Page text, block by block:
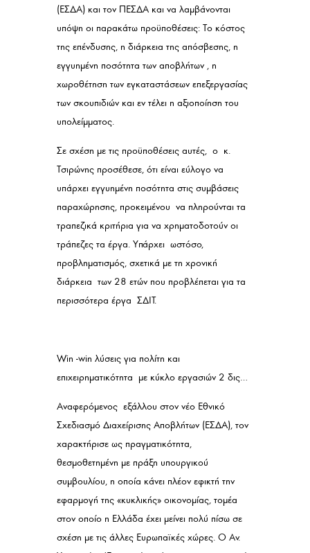
(ΕΣΔΑ) και τον ΠΕΣΔΑ και να λαμβάνονται
υπόψη οι παρακάτω προϋποθέσεις: Το κόστος
της επένδυσης, η διάρκεια της απόσβεσης, η
εγγυημένη ποσότητα των αποβλήτων , η
χωροθέτηση των εγκαταστάσεων επεξεργασίας
των σκουπιδιών και εν τέλει η αξιοποίηση του
υπολείμματος.
Σε σχέση με τις προϋποθέσεις αυτές, ο κ.
Τσιρώνης προσέθεσε, ότι είναι εύλογο να
υπάρχει εγγυημένη ποσότητα στις συμβάσεις
παραχώρησης, προκειμένου να πληρούνται τα
τραπεζικά κριτήρια για να χρηματοδοτούν οι
τράπεζες τα έργα. Υπάρχει ωστόσο,
προβληματισμός, σχετικά με τη χρονική
διάρκεια των 28 ετών που προβλέπεται για τα
περισσότερα έργα ΣΔΙΤ.
Win -win λύσεις για πολίτη και
επιχειρηματικότητα με κύκλο εργασιών 2 δις…
Αναφερόμενος εξάλλου στον νέο Εθνικό
Σχεδιασμό Διαχείρισης Αποβλήτων (ΕΣΔΑ), τον
χαρακτήρισε ως πραγματικότητα,
θεσμοθετημένη με πράξη υπουργικού
συμβουλίου, η οποία κάνει πλέον εφικτή την
εφαρμογή της «κυκλικής» οικονομίας, τομέα
στον οποίο η Ελλάδα έχει μείνει πολύ πίσω σε
σχέση με τις άλλες Ευρωπαϊκές χώρες. Ο Αν.